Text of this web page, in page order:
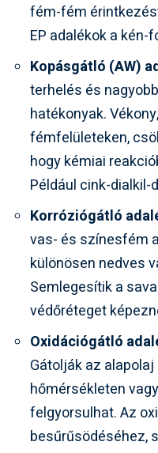
fém-fém
EP adalékok a
Kopásgátló (AW)
terhelés és
hatékonyak.
fémfelületeken,
hogy kémiai
Például cink-
Korróziógátló
vas- és színesfém
különösen nedves
Semlegesítik a
védőréteget
Oxidációgátló
Gátolják az
hőmérsékleten
felgyorsulhat. Az
besűrűsödéséhez,